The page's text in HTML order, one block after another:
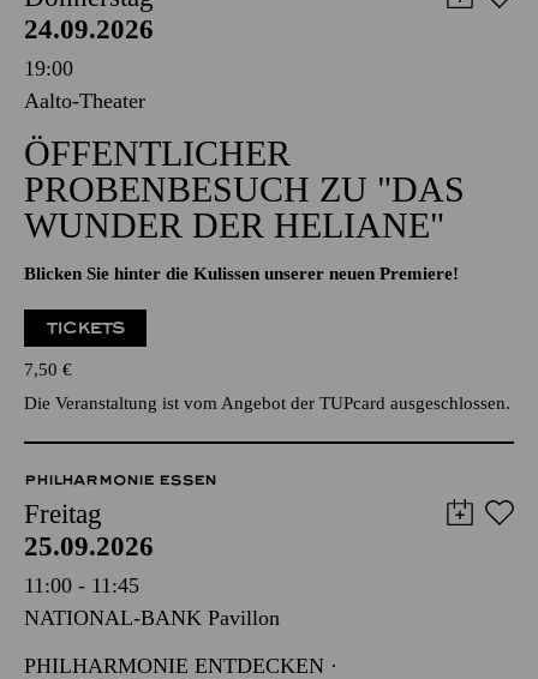
24.09.2026
19:00
Aalto-Theater
ÖFFENTLICHER
PROBENBESUCH ZU "DAS
WUNDER DER HELIANE"
Blicken Sie hinter die Kulissen unserer neuen Premiere!
TICKETS
7,50 €
Die Veranstaltung ist vom Angebot der TUPcard ausgeschlossen.
PHILHARMONIE ESSEN
Freitag
25.09.2026
11:00 - 11:45
NATIONAL-BANK Pavillon
PHILHARMONIE ENTDECKEN ·